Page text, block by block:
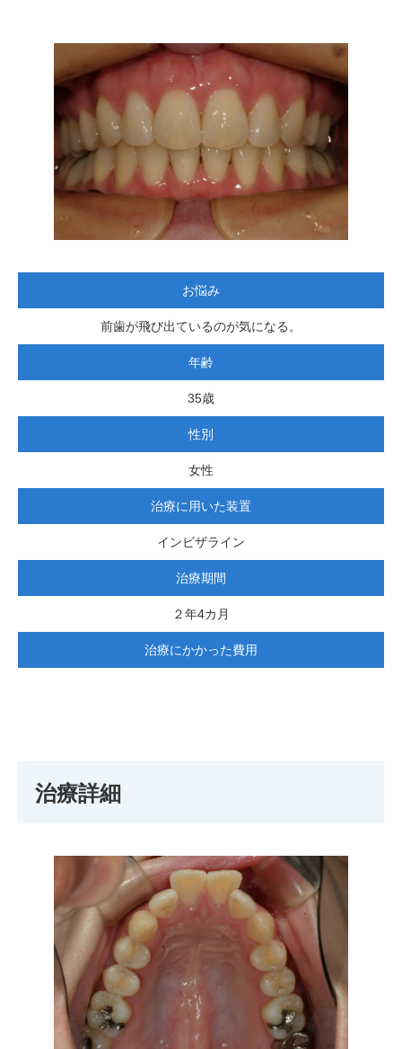
お悩み
前歯が飛び出ているのが気になる。
年齢
35歳
性別
女性
治療に用いた装置
インビザライン
治療期間
２年4カ月
治療にかかった費用
治療詳細